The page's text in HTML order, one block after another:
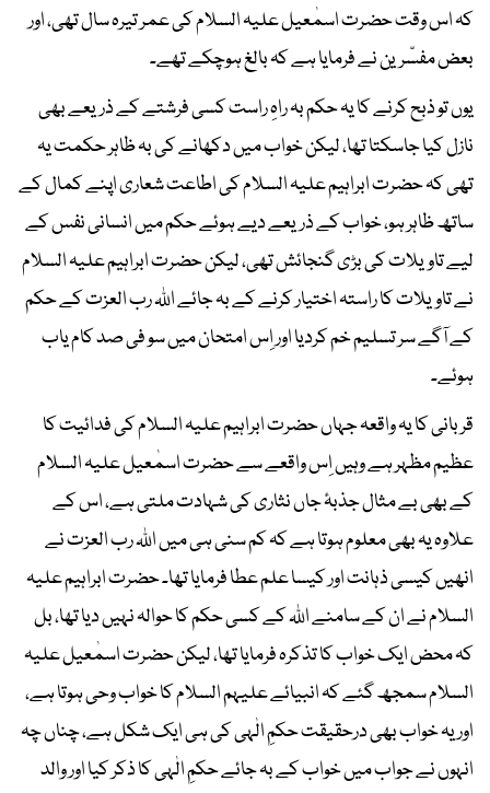
کہ اس وقت حضرت اسمٰعیل علیہ السلام کی عمر تیرہ سال تھی، اور
بعض مفسّرین نے فرمایا ہے کہ بالغ ہوچکے تھے۔
یوں تو ذبح کرنے کا یہ حکم بہ راہِ راست کسی فرشتے کے ذریعے بھی
نازل کیا جاسکتا تھا، لیکن خواب میں دکھانے کی بہ ظاہر حکمت یہ
تھی کہ حضرت ابراہیم علیہ السلام کی اطاعت شعاری اپنے کمال کے
ساتھ ظاہر ہو، خواب کے ذریعے دیے ہوئے حکم میں انسانی نفس کے
لیے تاویلات کی بڑی گنجائش تھی، لیکن حضرت ابراہیم علیہ السلام
نے تاویلات کا راستہ اختیار کرنے کے بہ جائے اﷲ رب العزت کے حکم
کے آگے سر تسلیم خم کردیا اور اِس امتحان میں سو فی صد کام یاب
ہوئے۔
قربانی کا یہ واقعہ جہاں حضرت ابراہیم علیہ السلام کی فدائیت کا
عظیم مظہر ہے وہیں اِس واقعے سے حضرت اسمٰعیل علیہ السلام
کے بھی بے مثال جذبۂ جاں نثاری کی شہادت ملتی ہے، اس کے
علاوہ یہ بھی معلوم ہوتا ہے کہ کم سنی ہی میں اﷲ رب العزت نے
انھیں کیسی ذہانت اور کیسا علم عطا فرمایا تھا۔ حضرت ابراہیم علیہ
السلام نے ان کے سامنے اﷲ کے کسی حکم کا حوالہ نہیں دیا تھا، بل
کہ محض ایک خواب کا تذکرہ فرمایا تھا، لیکن حضرت اسمٰعیل علیہ
السلام سمجھ گئے کہ انبیائے علیہم السلام کا خواب وحی ہوتا ہے،
اور یہ خواب بھی درحقیقت حکمِ الٰہی کی ہی ایک شکل ہے، چناں چہ
انہوں نے جواب میں خواب کے بہ جائے حکمِ الٰہی کا ذکر کیا اور والد